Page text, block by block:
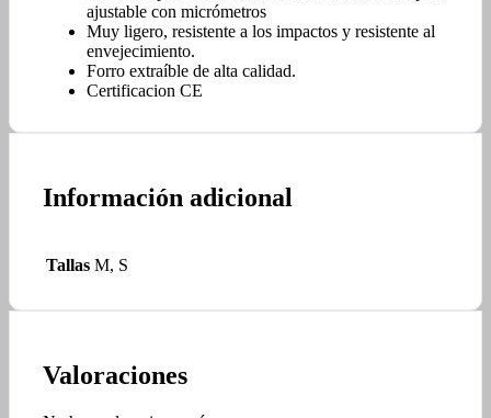
ajustable con micrómetros
Muy ligero, resistente a los impactos y resistente al
envejecimiento.
Forro extraíble de alta calidad.
Certificacion CE
Información adicional
Tallas M, S
Valoraciones